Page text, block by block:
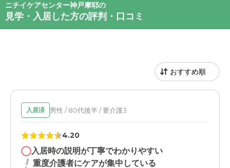
ニチイケアセンター神戸摩耶の
見学・入居した方の評判・口コミ
入居済 男性 / 80代後半 / 要介護3
4.20
入居時の説明が丁寧でわかりやすい
重度介護者にケアが集中している